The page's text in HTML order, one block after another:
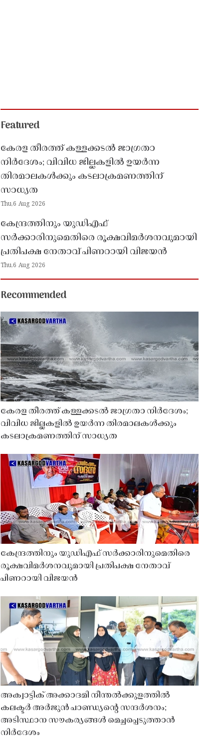
Featured
കേരള തീരത്ത് കള്ളക്കടൽ ജാഗ്രതാ
നിർദേശം; വിവിധ ജില്ലകളിൽ ഉയർന്ന
തിരമാലകൾക്കും കടലാക്രമണത്തിന്
സാധ്യത
Thu,6 Aug 2026
കേന്ദ്രത്തിനും യുഡിഎഫ്
സർക്കാരിനുമെതിരെ രൂക്ഷവിമർശനവുമായി
പ്രതിപക്ഷ നേതാവ് പിണറായി വിജയൻ
Thu,6 Aug 2026
Recommended
കേരള തീരത്ത് കള്ളക്കടൽ ജാഗ്രതാ നിർദേശം;
വിവിധ ജില്ലകളിൽ ഉയർന്ന തിരമാലകൾക്കും
കടലാക്രമണത്തിന് സാധ്യത
കേന്ദ്രത്തിനും യുഡിഎഫ് സർക്കാരിനുമെതിരെ
രൂക്ഷവിമർശനവുമായി പ്രതിപക്ഷ നേതാവ്
പിണറായി വിജയൻ
അക്വാട്ടിക് അക്കാദമി നീന്തൽക്കുളത്തിൽ
കലക്ടർ അർജുൻ പാണ്ഡ്യൻ്റെ സന്ദർശനം;
അടിസ്ഥാന സൗകര്യങ്ങൾ മെച്ചപ്പെടുത്താൻ
നിർദേശം